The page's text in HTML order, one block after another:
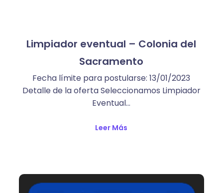
Limpiador eventual – Colonia del
Sacramento
Fecha límite para postularse: 13/01/2023
Detalle de la oferta Seleccionamos Limpiador
Eventual…
Leer Más